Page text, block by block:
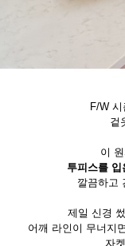
F/W
겉
이
투피스를 입
깔끔하고
제일 신경
어깨 라인이 무너지
자